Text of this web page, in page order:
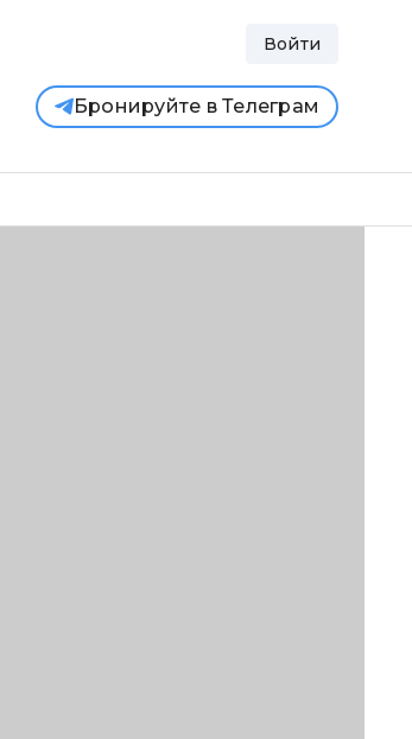
Войти
Бронируйте в Телеграм